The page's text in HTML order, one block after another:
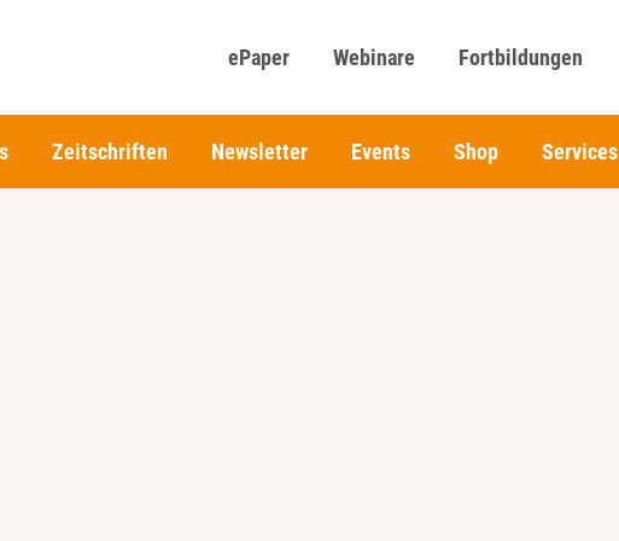
ePaper Webinare Fortbildungen
Zeitschriften Newsletter Events Shop Services